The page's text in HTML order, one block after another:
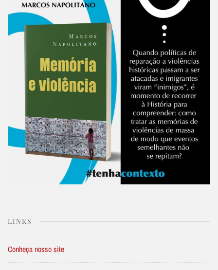
LINKS
Conheça nosso site